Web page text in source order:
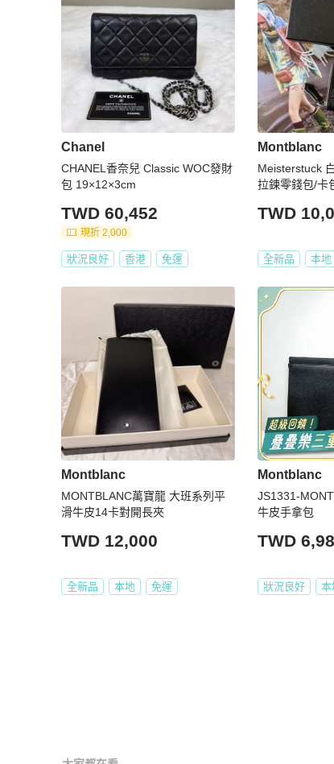
Chanel
CHANEL香奈兒 Classic WOC發財
包 19×12×3cm
TWD 60,452
現折 2,000
狀況良好 香港 免運
Montblanc
Meisterstuck
拉鍊零錢包/卡
TWD
全新品 本地
Montblanc
MONTBLANC萬寶龍 大班系列平
滑牛皮14卡對開長夾
TWD 12,000
全新品 本地 免運
Montblanc
JS1331-
牛皮手拿包
TWD
狀況良好 本